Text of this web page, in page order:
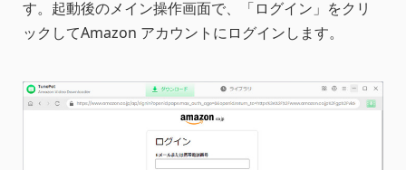
す。起動後のメイン操作画面で、「ログイン」をクリ
ックしてAmazon アカウントにログインします。